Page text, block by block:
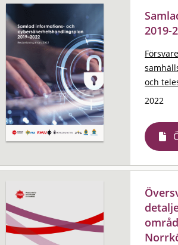
2019-
och
2022